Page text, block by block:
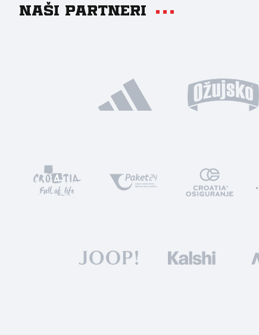
Naši partneri